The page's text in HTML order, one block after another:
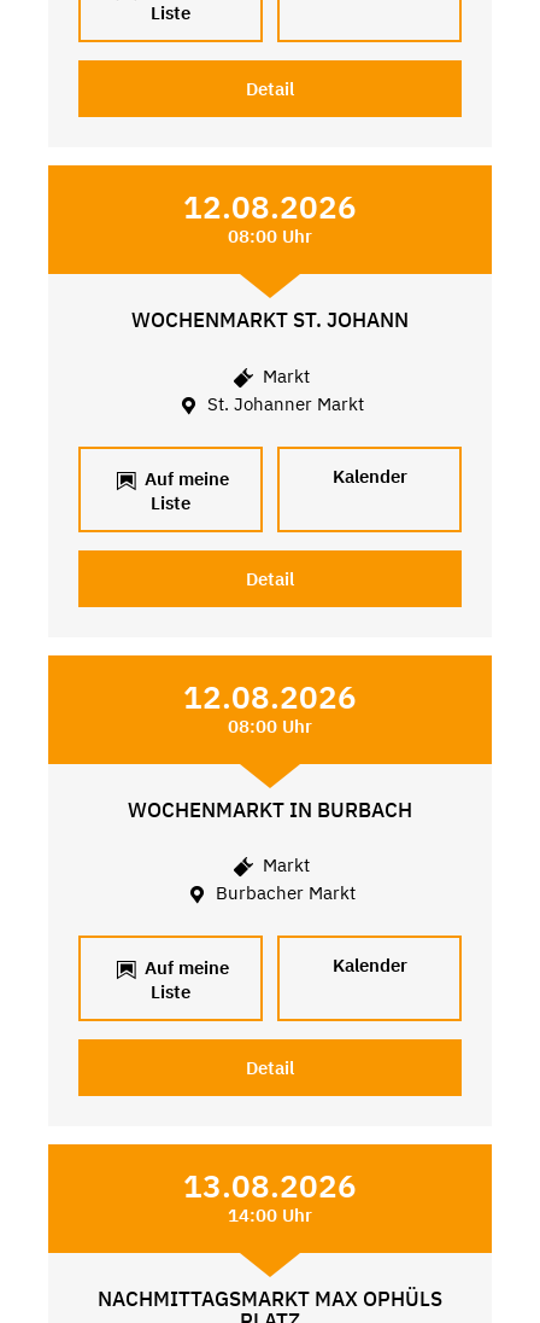
Liste
Detail
12.08.2026
08:00 Uhr
WOCHENMARKT ST. JOHANN
Markt
St. Johanner Markt
Auf meine
Liste
Kalender
Detail
12.08.2026
08:00 Uhr
WOCHENMARKT IN BURBACH
Markt
Burbacher Markt
Auf meine
Liste
Kalender
Detail
13.08.2026
14:00 Uhr
NACHMITTAGSMARKT MAX OPHÜLS